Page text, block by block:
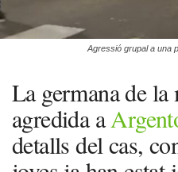
Agressió grupal a una
La germana de la
agredida a
detalls del cas,